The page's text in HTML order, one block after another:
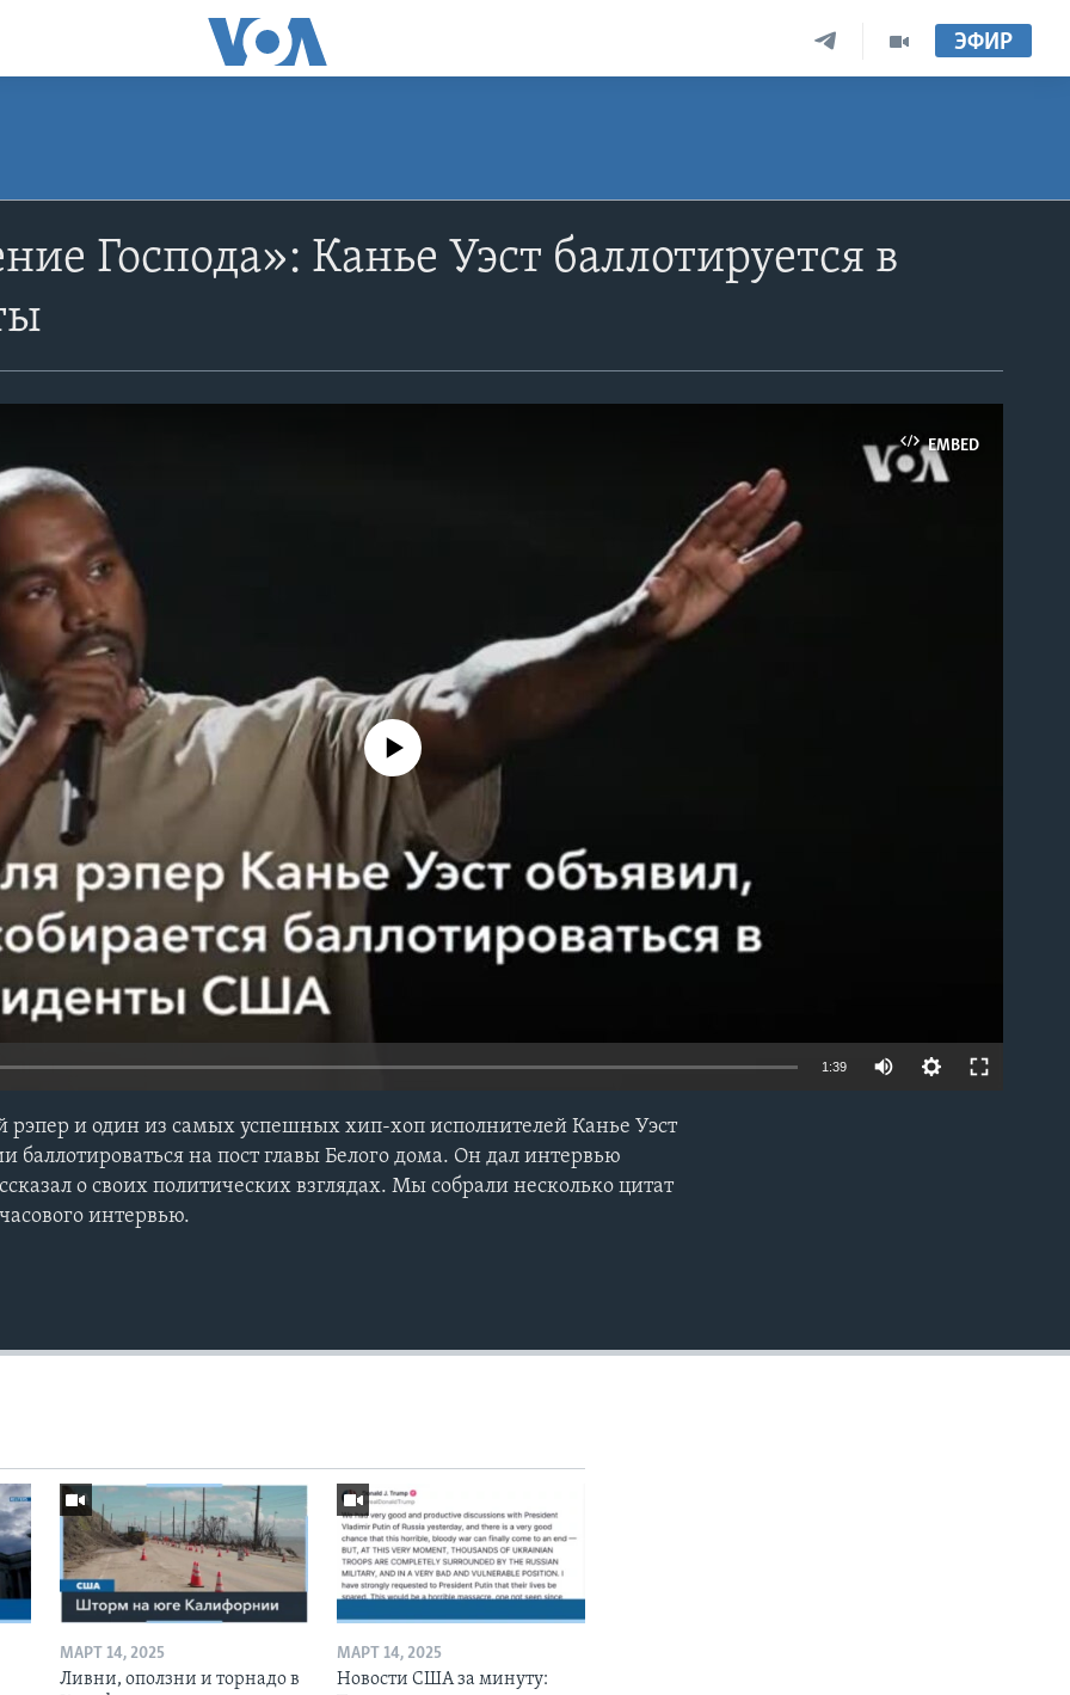
ЭФИР
Господа»: Канье Уэст баллотируется в
EMBED
No media source currently available
1:39
рэпер и один из самых успешных хип-хоп исполнителей Канье Уэст
баллотироваться на пост главы Белого дома. Он дал интервью
о своих политических взглядах. Мы собрали несколько цитат
интервью.
МАРТ 14, 2025
Ливни, оползни и торнадо в
МАРТ 14, 2025
Новости США за минуту: